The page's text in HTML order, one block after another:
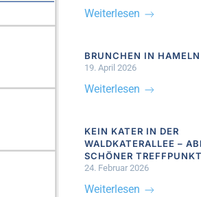
Weiterlesen
BRUNCHEN IN HAMELN
19. April 2026
Weiterlesen
KEIN KATER IN DER
WALDKATERALLEE –
SCHÖNER TREFFPUNKT
24. Februar 2026
Weiterlesen